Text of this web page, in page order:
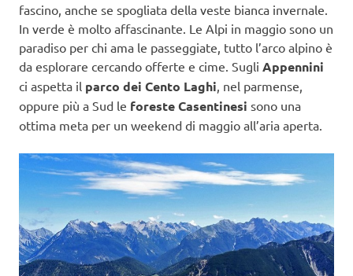
fascino, anche se spogliata della veste bianca invernale.
In verde è molto affascinante. Le Alpi in maggio sono un
paradiso per chi ama le passeggiate, tutto l’arco alpino è
da esplorare cercando offerte e cime. Sugli Appennini
ci aspetta il parco dei Cento Laghi , nel parmense,
oppure più a Sud le foreste Casentinesi sono una
ottima meta per un weekend di maggio all’aria aperta.